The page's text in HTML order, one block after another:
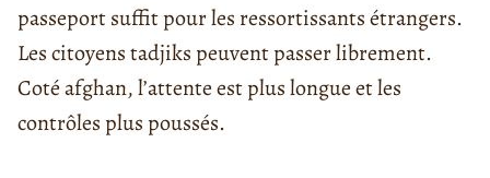
passeport suffit pour les ressortissants étrangers.
Les citoyens tadjiks peuvent passer librement.
Coté afghan, l’attente est plus longue et les
contrôles plus poussés.